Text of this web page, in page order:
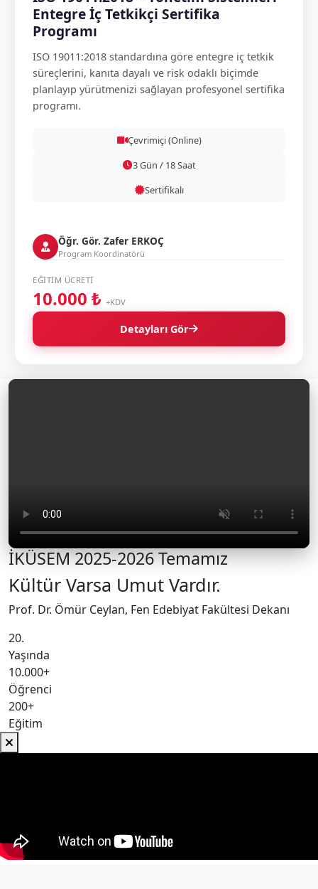
Entegre İç Tetkikçi Sertifika
Programı
ISO 19011:2018 standardına göre entegre iç tetkik
süreçlerini, kanıta dayalı ve risk odaklı biçimde
planlayıp yürütmenizi sağlayan profesyonel sertifika
programı.
Çevrimiçi (Online)
3 Gün / 18 Saat
Sertifikalı
Öğr. Gör. Zafer ERKOÇ
Program Koordinatörü
EĞITIM ÜCRETI
10.000 ₺ +KDV
Detayları Gör
İKÜSEM 2025-2026 Temamız
Kültür Varsa Umut Vardır.
Prof. Dr. Ömür Ceylan, Fen Edebiyat Fakültesi Dekanı
20.
Yaşında
10.000+
Öğrenci
200+
Eğitim